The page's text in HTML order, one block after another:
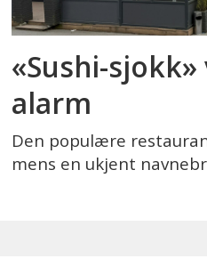
«Sushi-
alarm
Den populære
mens en ukjent